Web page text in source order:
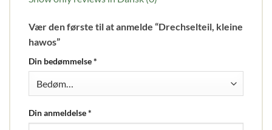
Vær den første til at anmelde “Drechselteil, kleine
hawos”
Din bedømmelse*
Din anmeldelse*